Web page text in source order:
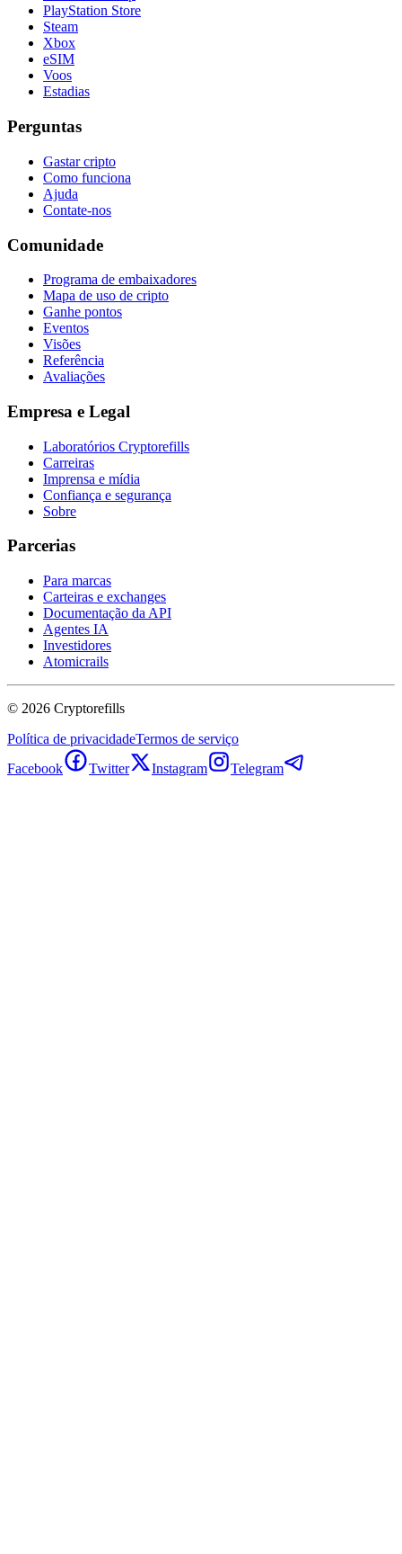
PlayStation Store
Steam
Xbox
eSIM
Voos
Estadias
Perguntas
Gastar cripto
Como funciona
Ajuda
Contate-nos
Comunidade
Programa de embaixadores
Mapa de uso de cripto
Ganhe pontos
Eventos
Visões
Referência
Avaliações
Empresa e Legal
Laboratórios Cryptorefills
Carreiras
Imprensa e mídia
Confiança e segurança
Sobre
Parcerias
Para marcas
Carteiras e exchanges
Documentação da API
Agentes IA
Investidores
Atomicrails
© 2026 Cryptorefills
Política de privacidadeTermos de serviço
Facebook
Twitter Instagram Telegram